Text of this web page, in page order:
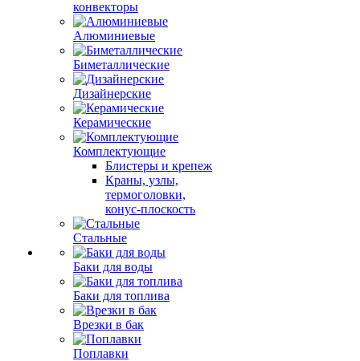
конвекторы
Алюминиевые
Биметаллические
Дизайнерские
Керамические
Комплектующие
Блистеры и крепеж
Краны, узлы,
термоголовки,
конус-плоскость
Стальные
Баки для воды
Баки для топлива
Врезки в бак
Поплавки